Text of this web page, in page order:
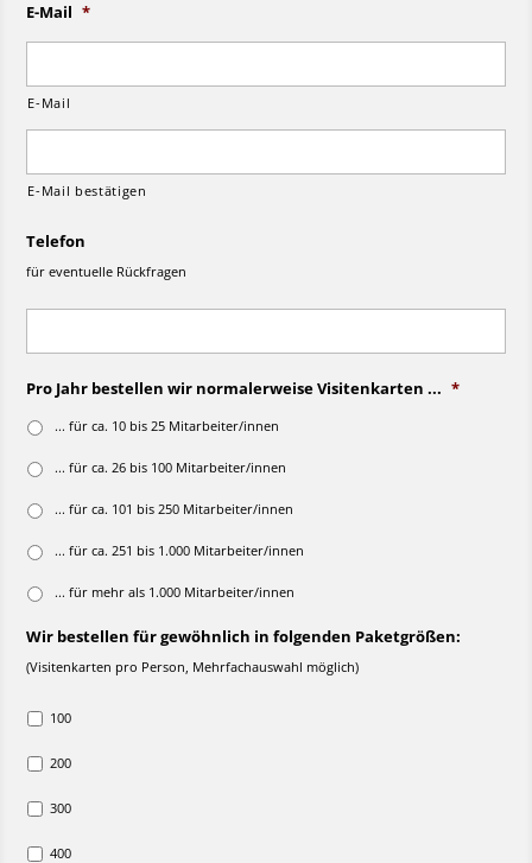
E-Mail *
E-Mail
E-Mail bestätigen
Telefon
für eventuelle Rückfragen
Pro Jahr bestellen wir normalerweise Visitenkarten ... *
... für ca. 10 bis 25 Mitarbeiter/innen
... für ca. 26 bis 100 Mitarbeiter/innen
... für ca. 101 bis 250 Mitarbeiter/innen
... für ca. 251 bis 1.000 Mitarbeiter/innen
... für mehr als 1.000 Mitarbeiter/innen
Wir bestellen für gewöhnlich in folgenden Paketgrößen:
(Visitenkarten pro Person, Mehrfachauswahl möglich)
100
200
300
400